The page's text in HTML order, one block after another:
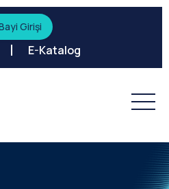
Girişi
E-Katalog